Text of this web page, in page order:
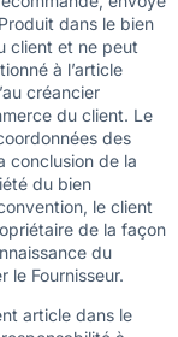
dans le bien
client et ne peut
à l’article
créancier
du client. Le
des
conclusion de la
du bien
le client
de la façon
du
le Fournisseur.
article dans le